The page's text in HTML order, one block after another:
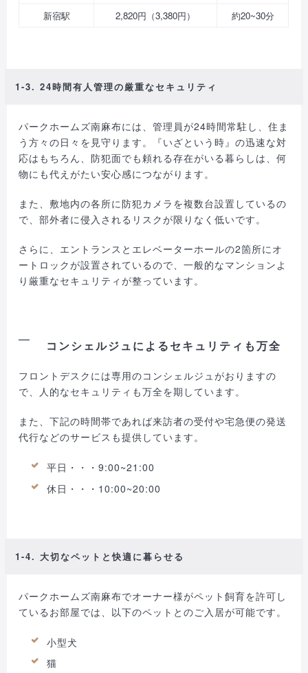
新宿駅
2,820円（3,380円） 約20~30分
1-3. 24時間有人管理の厳重なセキュリティ
パークホームズ南麻布には、管理員が24時間常駐し、住ま
う方々の日々を見守ります。『いざという時』の迅速な対
応はもちろん、防犯面でも頼れる存在がいる暮らしは、何
物にも代えがたい安心感につながります。
また、敷地内の各所に防犯カメラを複数台設置しているの
で、部外者に侵入されるリスクが限りなく低いです。
さらに、エントランスとエレベーターホールの2箇所にオ
ートロックが設置されているので、一般的なマンションよ
り厳重なセキュリティが整っています。
コンシェルジュによるセキュリティも万全
フロントデスクには専用のコンシェルジュがおりますの
で、人的なセキュリティも万全を期しています。
また、下記の時間帯であれば来訪者の受付や宅急便の発送
代行などのサービスも提供しています。
平日・・・9:00~21:00
休日・・・10:00~20:00
1-4. 大切なペットと快適に暮らせる
パークホームズ南麻布でオーナー様がペット飼育を許可し
ているお部屋では、以下のペットとのご入居が可能です。
小型犬
猫